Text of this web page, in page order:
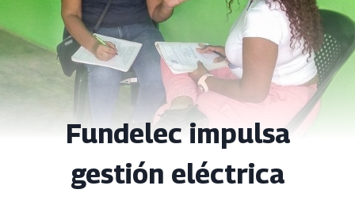
Fundelec impulsa
gestión eléctrica